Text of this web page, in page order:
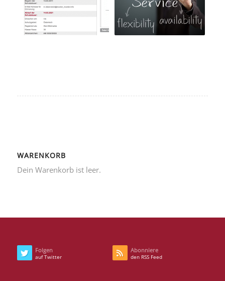
WARENKORB
Dein Warenkorb ist leer.
Folgen
auf Twitter
Abonniere
den RSS Feed